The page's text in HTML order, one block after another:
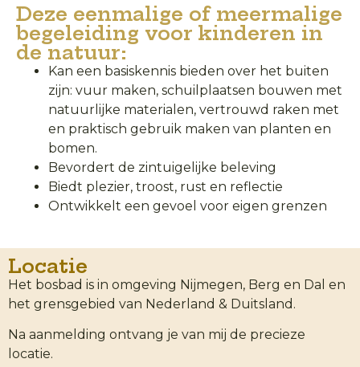
Deze eenmalige of meermalige
begeleiding voor kinderen in
de natuur:
Kan een basiskennis bieden over het buiten
zijn: vuur maken, schuilplaatsen bouwen met
natuurlijke materialen, vertrouwd raken met
en praktisch gebruik maken van planten en
bomen.
Bevordert de zintuigelijke beleving
Biedt plezier, troost, rust en reflectie​
Ontwikkelt een gevoel voor eigen grenzen​
Locatie
Het bosbad is in omgeving Nijmegen, Berg en Dal en
het grensgebied van Nederland & Duitsland.
Na aanmelding ontvang je van mij de precieze
locatie.